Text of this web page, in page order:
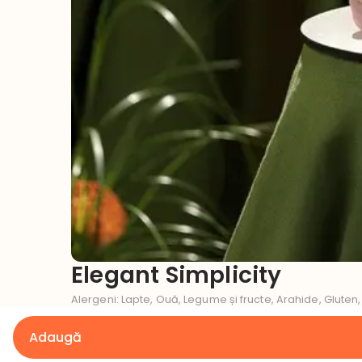
Elegant Simplicity
Alergeni: Lapte, Ouă, Legume și fructe, Arahide,
Ce gust dorești pentru tortul tău?
Adaugă